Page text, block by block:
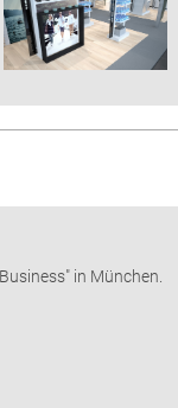
in München.